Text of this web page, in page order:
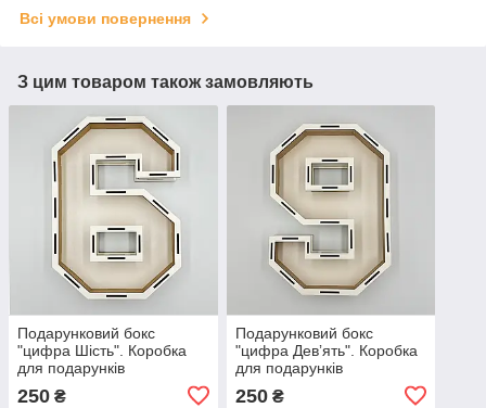
Всі умови повернення
З цим товаром також замовляють
Подарунковий бокс
"цифра Шість". Коробка
для подарунків
250 ₴
Подарунковий бокс
"цифра Девʼять". Коробка
для подарунків
250₴